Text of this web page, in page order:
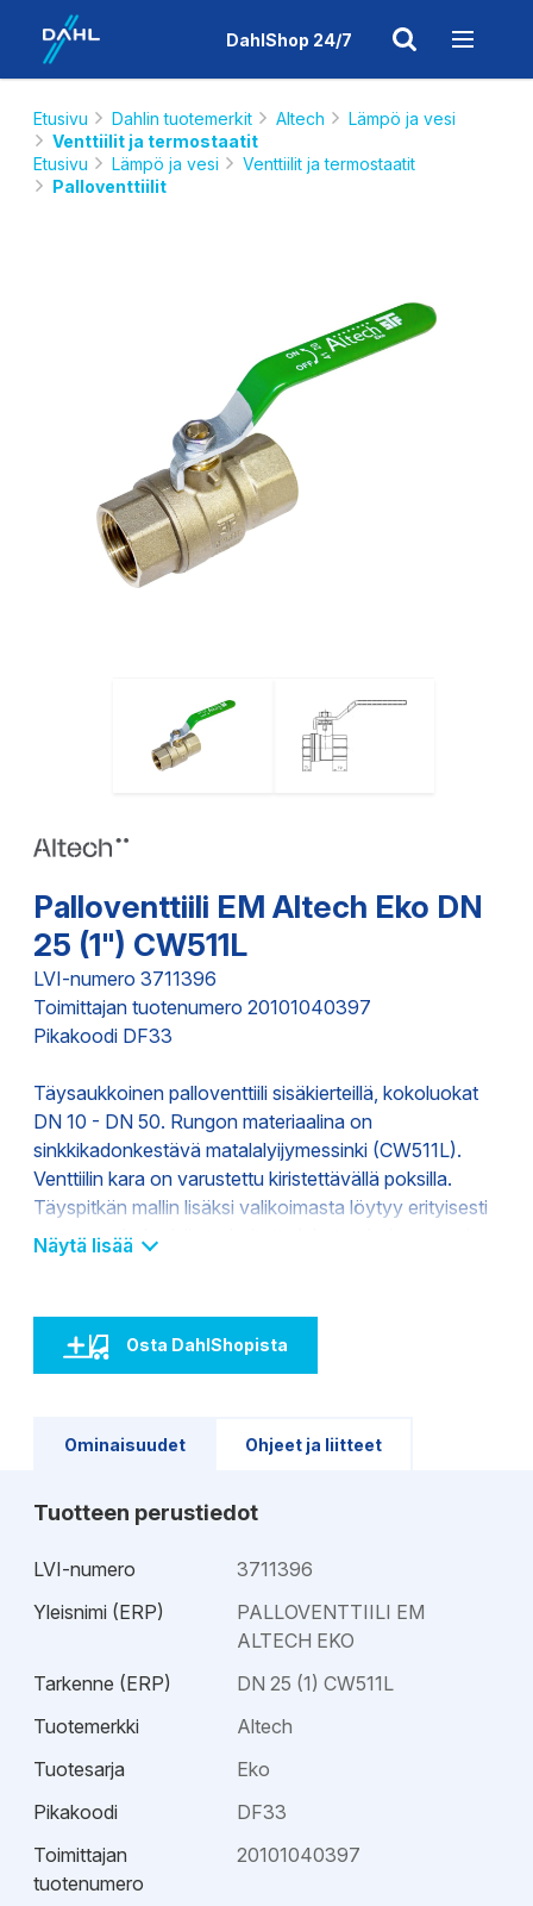
DahlShop 24/7
Etusivu Dahlin tuotemerkit Altech
Lämpö ja vesi
Venttiilit ja termostaatit
Etusivu
Lämpö ja vesi
Venttiilit ja termostaatit
Palloventtiilit
Palloventtiili EM Altech Eko DN
25 (1") CW511L
LVI-numero 3711396
Toimittajan tuotenumero 20101040397
Pikakoodi DF33
Täysaukkoinen palloventtiili sisäkierteillä, kokoluokat
DN 10 - DN 50. Rungon materiaalina on
sinkkikadonkestävä matalalyijymessinki (CW511L).
Venttiilin kara on varustettu kiristettävällä poksilla.
Täyspitkän mallin lisäksi valikoimasta löytyy erityisesti
saneerauskohteisiin tarkoitettu lyhytrunkoinen versio.
Näytä lisää
Osta DahlShopista
Ominaisuudet Ohjeet ja liitteet
Tuotteen perustiedot
LVI-numero
3711396
Yleisnimi (ERP)
PALLOVENTTIILI EM
ALTECH EKO
Tarkenne (ERP)
DN 25 (1) CW511L
Tuotemerkki
Altech
Tuotesarja
Eko
Pikakoodi
DF33
Toimittajan
tuotenumero
20101040397